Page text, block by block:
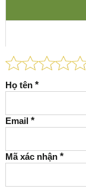
Họ tên *
Email *
Mã xác nhận *